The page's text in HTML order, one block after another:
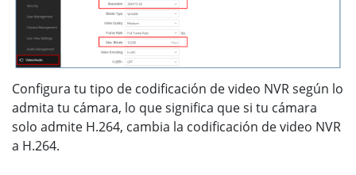
Configura tu tipo de codificación de video NVR según lo
admita tu cámara, lo que significa que si tu cámara
solo admite H.264, cambia la codificación de video NVR
a H.264.